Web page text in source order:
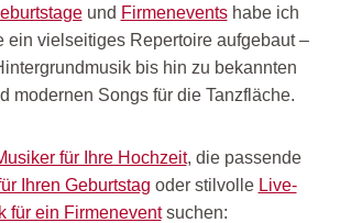
und Firmeneventshabe ich
ein vielseitiges Repertoire aufgebaut –
bis hin zu bekannten
modernen Songs für die Tanzfläche.
für Ihre Hochzeit, die passende
Ihren Geburtstag oder stilvolle Live-
für ein Firmeneventsuchen: